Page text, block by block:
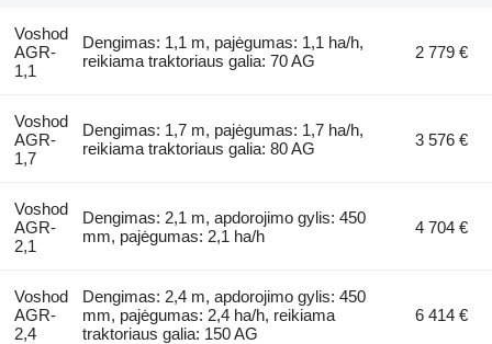
Voshod
AGR-
1,1
Dengimas: 1,1 m, pajėgumas: 1,1 ha/h,
reikiama traktoriaus galia: 70 AG
2 779 €
Voshod
AGR-
1,7
Dengimas: 1,7 m, pajėgumas: 1,7 ha/h,
reikiama traktoriaus galia: 80 AG
3 576 €
Voshod
AGR-
2,1
Dengimas: 2,1 m, apdorojimo gylis: 450
mm, pajėgumas: 2,1 ha/h
4 704 €
Voshod
AGR-
2,4
Dengimas: 2,4 m, apdorojimo gylis: 450
mm, pajėgumas: 2,4 ha/h, reikiama
traktoriaus galia: 150 AG
6 414 €